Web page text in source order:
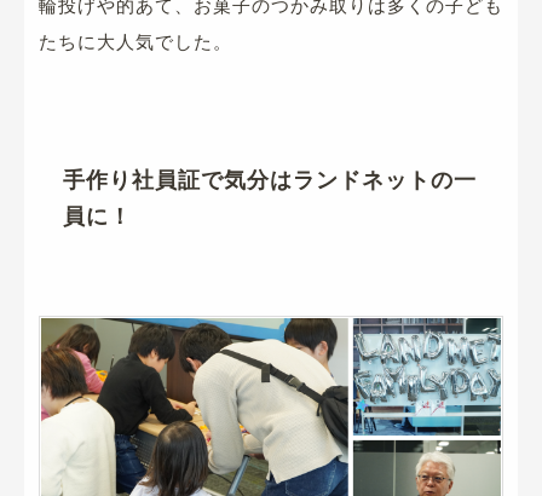
輪投げや的あて、お菓子のつかみ取りは多くの子ども
たちに大人気でした。
手作り社員証で気分はランドネットの一
員に！